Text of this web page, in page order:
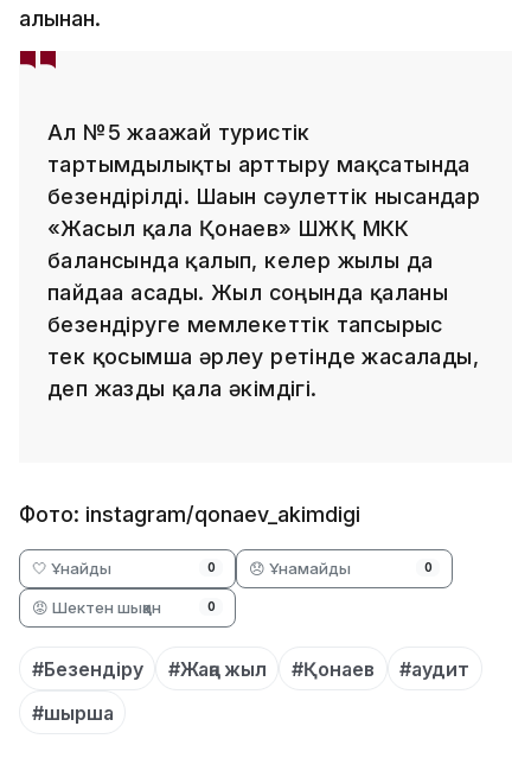
алынған.
Ал №5 жағажай туристік
тартымдылықты арттыру мақсатында
безендірілді. Шағын сәулеттік нысандар
«Жасыл қала Қонаев» ШЖҚ МКК
балансында қалып, келер жылы да
пайдаға асады. Жыл соңында қаланы
безендіруге мемлекеттік тапсырыс
тек қосымша әрлеу ретінде жасалады,
деп жазды қала әкімдігі.
Фото: instagram/qonaev_akimdigi
🤍 Ұнайды 0 😞 Ұнамайды 0
😡 Шектен шыққан 0
#Безендіру #Жаңа жыл #Қонаев
#аудит
#шырша